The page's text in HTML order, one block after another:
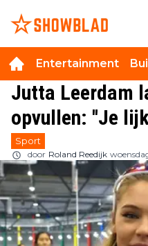
Entertainment
Jutta Leerdam
opvullen: ''Je
Sport
door Roland Reedijk